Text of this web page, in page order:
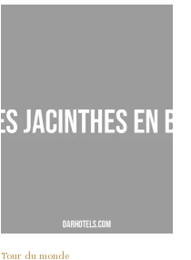
Tour du monde